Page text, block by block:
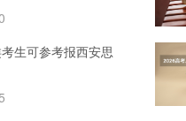
生可参考报西安思